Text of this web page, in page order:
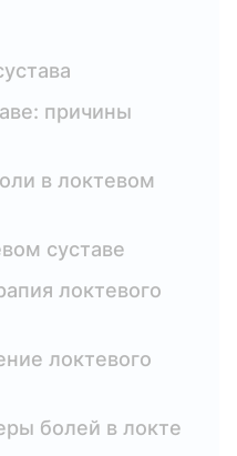
причины
в локтевом
суставе
локтевого
локтевого
болей в локте